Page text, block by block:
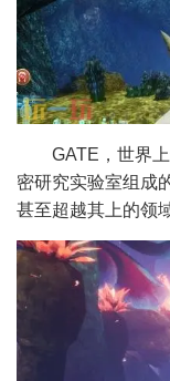
GATE，世界
密研究实验室组成
甚至超越其上的领